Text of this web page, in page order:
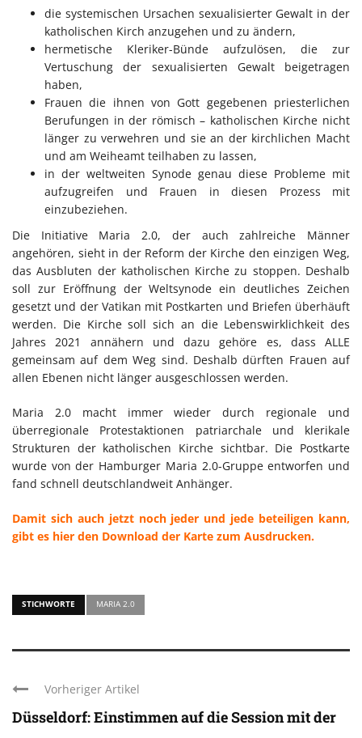
die systemischen Ursachen sexualisierter Gewalt in der
katholischen Kirch anzugehen und zu ändern,
hermetische Kleriker-Bünde aufzulösen, die zur
Vertuschung der sexualisierten Gewalt beigetragen
haben,
Frauen die ihnen von Gott gegebenen priesterlichen
Berufungen in der römisch – katholischen Kirche nicht
länger zu verwehren und sie an der kirchlichen Macht
und am Weiheamt teilhaben zu lassen,
in der weltweiten Synode genau diese Probleme mit
aufzugreifen und Frauen in diesen Prozess mit
einzubeziehen.
Die Initiative Maria 2.0, der auch zahlreiche Männer
angehören, sieht in der Reform der Kirche den einzigen Weg,
das Ausbluten der katholischen Kirche zu stoppen. Deshalb
soll zur Eröffnung der Weltsynode ein deutliches Zeichen
gesetzt und der Vatikan mit Postkarten und Briefen überhäuft
werden. Die Kirche soll sich an die Lebenswirklichkeit des
Jahres 2021 annähern und dazu gehöre es, dass ALLE
gemeinsam auf dem Weg sind. Deshalb dürften Frauen auf
allen Ebenen nicht länger ausgeschlossen werden.
Maria 2.0 macht immer wieder durch regionale und
überregionale Protestaktionen patriarchale und klerikale
Strukturen der katholischen Kirche sichtbar. Die Postkarte
wurde von der Hamburger Maria 2.0-Gruppe entworfen und
fand schnell deutschlandweit Anhänger.
Damit sich auch jetzt noch jeder und jede beteiligen kann,
gibt es hier den Download der Karte zum Ausdrucken.
STICHWORTE MARIA 2.0
Vorheriger Artikel
Düsseldorf: Einstimmen auf die Session mit der